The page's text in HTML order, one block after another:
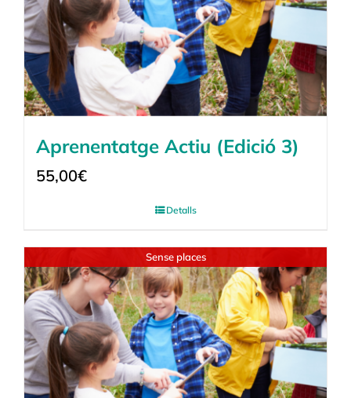
Aprenentatge Actiu (Edició 3)
55,00€
Detalls
Sense places